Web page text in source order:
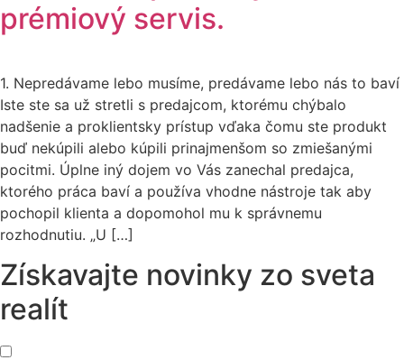
prémiový servis.
1. Nepredávame lebo musíme, predávame lebo nás to baví
Iste ste sa už stretli s predajcom, ktorému chýbalo
nadšenie a proklientsky prístup vďaka čomu ste produkt
buď nekúpili alebo kúpili prinajmenšom so zmiešanými
pocitmi. Úplne iný dojem vo Vás zanechal predajca,
ktorého práca baví a používa vhodne nástroje tak aby
pochopil klienta a dopomohol mu k správnemu
rozhodnutiu. „U […]
Získavajte novinky zo sveta
realít